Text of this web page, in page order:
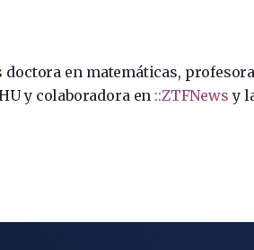
doctora en matemáticas,
y colaboradora en ::ZTFNews y